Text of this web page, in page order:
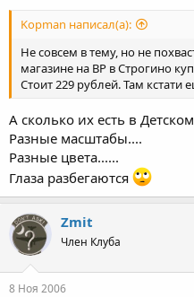
Kopman написал(а):
Не совсем в тему, но не
магазине на BP в Строгино
Стоит 229 рублей. Там кстати
А сколько их есть в
Разные масштабы....
Разные цвета......
Глаза разбегаются
Zmit
Член Клуба
8 Ноя 2006